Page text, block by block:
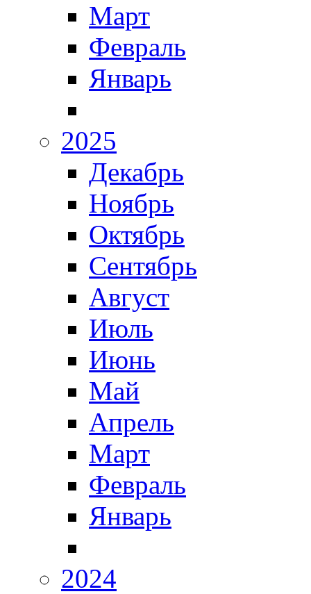
Март
Февраль
Январь
2025
Декабрь
Ноябрь
Октябрь
Сентябрь
Август
Июль
Июнь
Май
Апрель
Март
Февраль
Январь
2024